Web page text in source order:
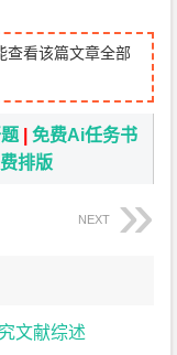
查看该篇文章全部
|免费Ai任务书
排版
NEXT
文献综述